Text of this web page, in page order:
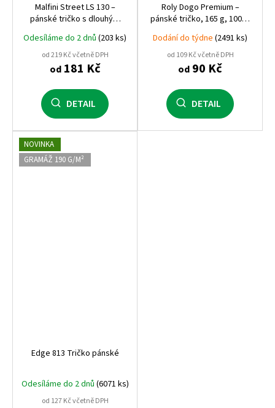
Malfini Street LS 130 –
pánské tričko s dlouhým
střih
Odesíláme do 2 dnů (203 ks)
od 219 Kč včetně DPH
od181 Kč
DETAIL
Roly Dogo Premium –
pánské tričko, 165 g, 100%
průkrčník, prémiová kvalita
Dodání do týdne (2491 ks)
od 109 Kč včetně DPH
od 90 Kč
DETAIL
NOVINKA
GRAMÁŽ 190 G/M²
Edge 813 Tričko pánské
Odesíláme do 2 dnů (6071 ks)
od 127 Kč včetně DPH